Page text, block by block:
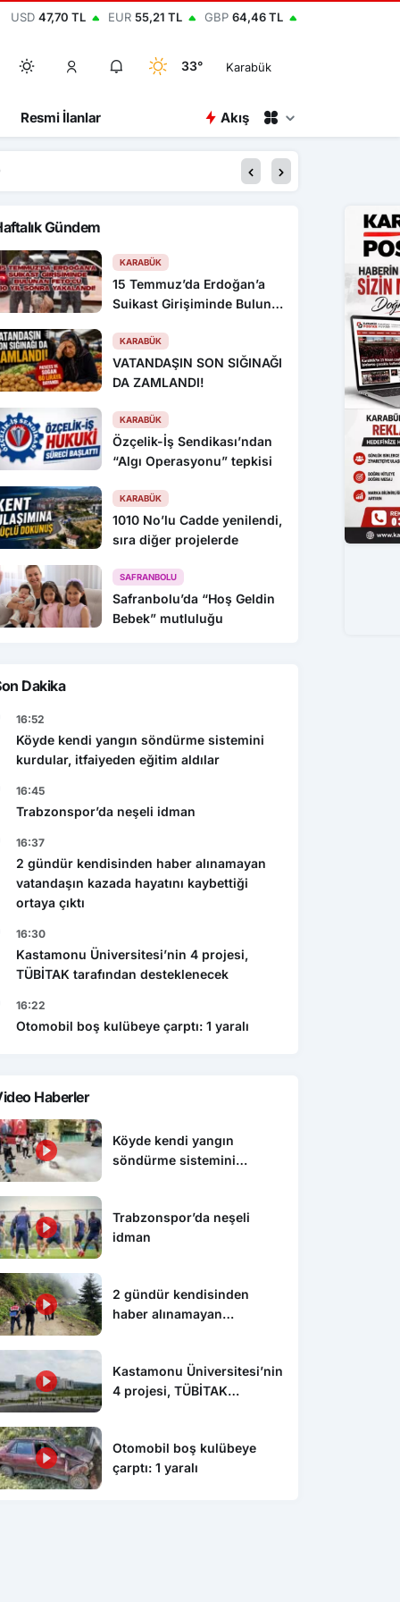
USD 47,70 TL EUR 55,21 TL GBP 64,46 TL
33° Karabük
Resmi İlanlar Akış
16:22 Otomobil boş
Gündem
KARABÜK
15 Temmuz’da Erdoğan’a
Suikast Girişiminde Bulunan
Yakalandı!
KARABÜK
VATANDAŞIN SON SIĞINAĞI
DA ZAMLANDI!
KARABÜK
Özçelik-İş Sendikası’ndan
“Algı Operasyonu” tepkisi
KARABÜK
1010 No’lu Cadde yenilendi,
sıra diğer projelerde
SAFRANBOLU
Safranbolu’da “Hoş Geldin
Bebek” mutluluğu
Dakika
16:52
Köyde kendi yangın söndürme sistemini
kurdular, itfaiyeden eğitim aldılar
16:45
Trabzonspor’da neşeli idman
16:37
2 gündür kendisinden haber alınamayan
vatandaşın kazada hayatını kaybettiği
ortaya çıktı
16:30
Kastamonu Üniversitesi’nin 4 projesi,
TÜBİTAK tarafından desteklenecek
16:22
Otomobil boş kulübeye çarptı: 1 yaralı
Haberler
Köyde kendi yangın
söndürme sistemini
Trabzonspor’da neşeli
idman
2 gündür kendisinden
haber alınamayan
Kastamonu Üniversitesi’nin
4 projesi, TÜBİTAK
Otomobil boş kulübeye
çarptı: 1 yaralı